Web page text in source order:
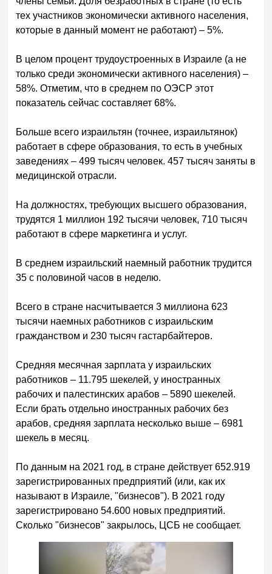
тех участников экономически активного населения,
которые в данный момент не работают) – 5%.
В целом процент трудоустроенных в Израиле (а не
только среди экономически активного населения) –
58%. Отметим, что в среднем по ОЭСР этот
показатель сейчас составляет 68%.
Больше всего израильтян (точнее, израильтянок)
работает в сфере образования, то есть в учебных
заведениях – 499 тысяч человек. 457 тысяч заняты в
медицинской отрасли.
На должностях, требующих высшего образования,
трудятся 1 миллион 192 тысячи человек, 710 тысяч
работают в сфере маркетинга и услуг.
В среднем израильский наемный работник трудится
35 с половиной часов в неделю.
Всего в стране насчитывается 3 миллиона 623
тысячи наемных работников с израильским
гражданством и 230 тысяч гастарбайтеров.
Средняя месячная зарплата у израильских
работников – 11.795 шекелей, у иностранных
рабочих и палестинских арабов – 5890 шекелей.
Если брать отдельно иностранных рабочих без
арабов, средняя зарплата несколько выше – 6981
шекель в месяц.
По данным на 2021 год, в стране действует 652.919
зарегистрированных предприятий (или, как их
называют в Израиле, "бизнесов"). В 2021 году
зарегистрировано 54.600 новых предприятий.
Сколько "бизнесов" закрылось, ЦСБ не сообщает.